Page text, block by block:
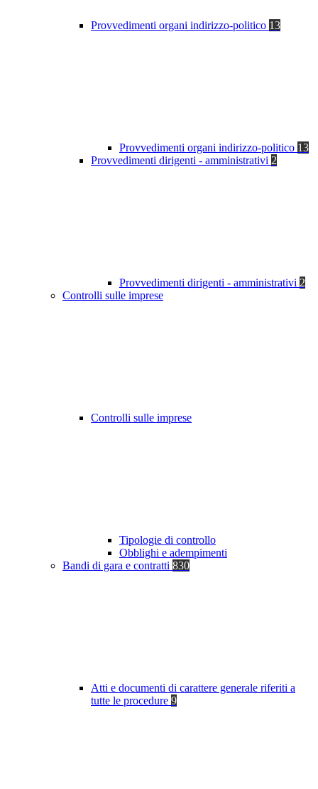
Provvedimenti organi indirizzo-politico 13
Provvedimenti organi indirizzo-politico 13
Provvedimenti dirigenti - amministrativi 2
Provvedimenti dirigenti - amministrativi 2
Controlli sulle imprese
Controlli sulle imprese
Tipologie di controllo
Obblighi e adempimenti
Bandi di gara e contratti 830
Atti e documenti di carattere generale riferiti a
tutte le procedure 9